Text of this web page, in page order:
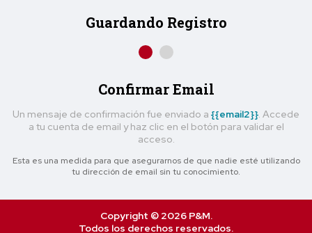
Guardando Registro
Confirmar Email
Un mensaje de confirmación fue enviado a {{email2}} . Accede
a tu cuenta de email y haz clic en el botón para validar el
acceso.
Esta es una medida para que asegurarnos de que nadie esté utilizando
tu dirección de email sin tu conocimiento.
Copyright © 2026 P&M.
Todos los derechos reservados.